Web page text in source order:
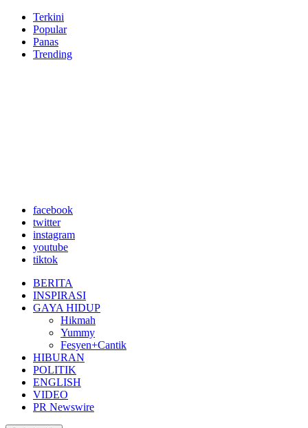
Terkini
Popular
Panas
Trending
facebook
twitter
instagram
youtube
tiktok
BERITA
INSPIRASI
GAYA HIDUP
Hikmah
Yummy
Fesyen+Cantik
HIBURAN
POLITIK
ENGLISH
VIDEO
PR Newswire